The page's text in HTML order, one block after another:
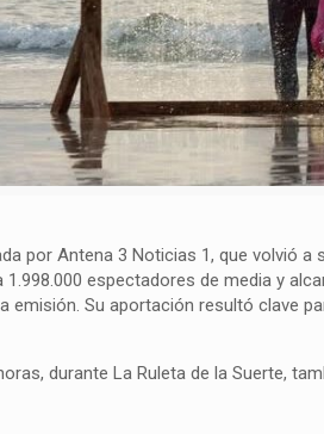
por Antena 3 Noticias 1, que volvió
espectadores de media y
Su aportación resultó clave
durante La Ruleta de la Suerte,